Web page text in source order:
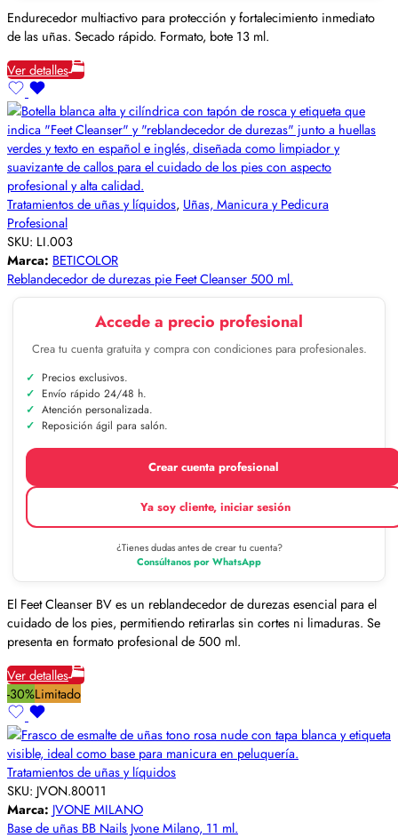
Endurecedor multiactivo para protección y fortalecimiento inmediato
de las uñas. Secado rápido. Formato, bote 13 ml.
Ver detalles
Tratamientos de uñas y líquidos, Uñas, Manicura y Pedicura
Profesional
SKU: LI.003
Marca: BETICOLOR
Reblandecedor de durezas pie Feet Cleanser 500 ml.
Accede a precio profesional
Crea tu cuenta gratuita y compra con condiciones para profesionales.
Precios exclusivos.
Envío rápido 24/48 h.
Atención personalizada.
Reposición ágil para salón.
Crear cuenta profesional
Ya soy cliente, iniciar sesión
¿Tienes dudas antes de crear tu cuenta?
Consúltanos por WhatsApp
El Feet Cleanser BV es un reblandecedor de durezas esencial para el
cuidado de los pies, permitiendo retirarlas sin cortes ni limaduras. Se
presenta en formato profesional de 500 ml.
Ver detalles
-30%Limitado
Tratamientos de uñas y líquidos
SKU: JVON.80011
Marca: JVONE MILANO
Base de uñas BB Nails Jvone Milano, 11 ml.